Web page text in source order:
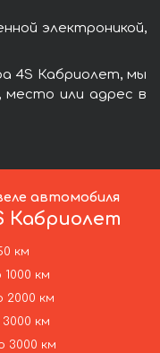
электроникой,
4S Кабриолет, мы
место или адрес в
автомобиля
Кабриолет
км
км
2000 км
км
3000 км